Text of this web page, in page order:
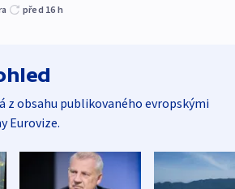
před 16 h
z obsahu publikovaného evropskými
Eurovize.